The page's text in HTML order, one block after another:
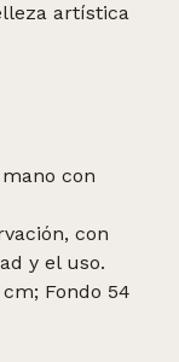
artística
con
con
y el uso.
Fondo 54